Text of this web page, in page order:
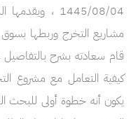
1445/08/04 ،
مشاريع التخرج وربطها
قام سعادته بشرح
كيفية التعامل مع مشروع
يكون أنه خطوة أولى للبحث